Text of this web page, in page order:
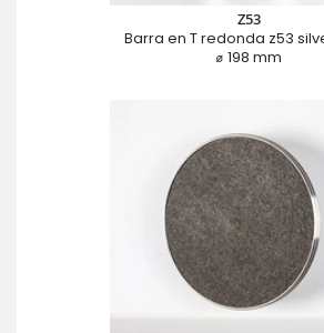
Z53
Barra en T redonda z53
⌀ 198 mm